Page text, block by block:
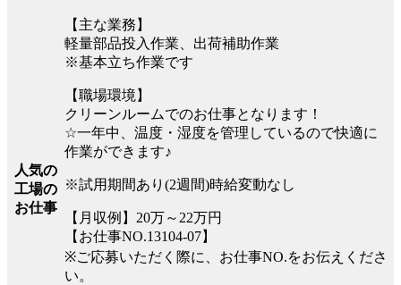
人気の
工場の
お仕事
【主な業務】
軽量部品投入作業、出荷補助作業
※基本立ち作業です
【職場環境】
クリーンルームでのお仕事となります！
☆一年中、温度・湿度を管理しているので快適に
作業ができます♪
※試用期間あり(2週間)時給変動なし
【月収例】20万～22万円
【お仕事NO.13104-07】
※ご応募いただく際に、お仕事NO.をお伝えくださ
い。